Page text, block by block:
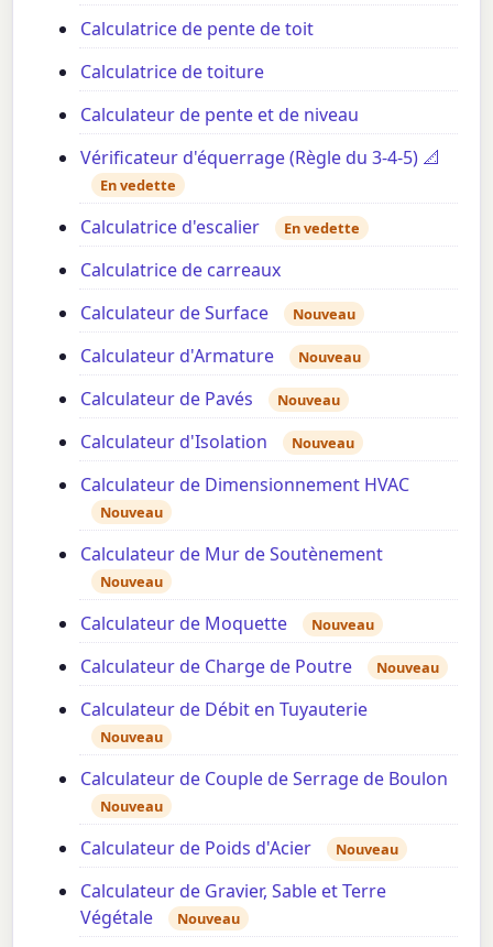
Calculatrice de pente de toit
Calculatrice de toiture
Calculateur de pente et de niveau
Vérificateur d'équerrage (Règle du 3-4-5) 📐
En vedette
Calculatrice d'escalier En vedette
Calculatrice de carreaux
Calculateur de Surface
Nouveau
Calculateur d'Armature Nouveau
Calculateur de Pavés Nouveau
Calculateur d'Isolation Nouveau
Calculateur de Dimensionnement HVAC
Nouveau
Calculateur de Mur de Soutènement
Nouveau
Calculateur de Moquette Nouveau
Calculateur de Charge de Poutre Nouveau
Calculateur de Débit en Tuyauterie
Nouveau
Calculateur de Couple de Serrage de Boulon
Nouveau
Calculateur de Poids d'Acier Nouveau
Calculateur de Gravier, Sable et Terre
Végétale
Nouveau